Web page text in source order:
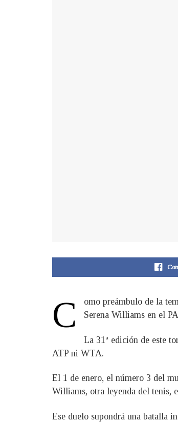
C
omo preámbulo de la
Serena Williams en el
La 31ª edición de este
ATP ni WTA.
El 1 de enero, el número 3 del
Williams, otra leyenda del tenis,
Ese duelo supondrá una batalla